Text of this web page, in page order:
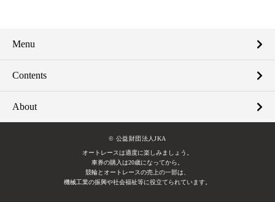
Menu
Contents
About
© 公益財団法人JKA
オートレースは適度に楽しみましょう。
車券の購入は20歳になってから。
競輪とオートレースの売上の一部は、
機械工業の振興や社会福祉等に役立てられています。